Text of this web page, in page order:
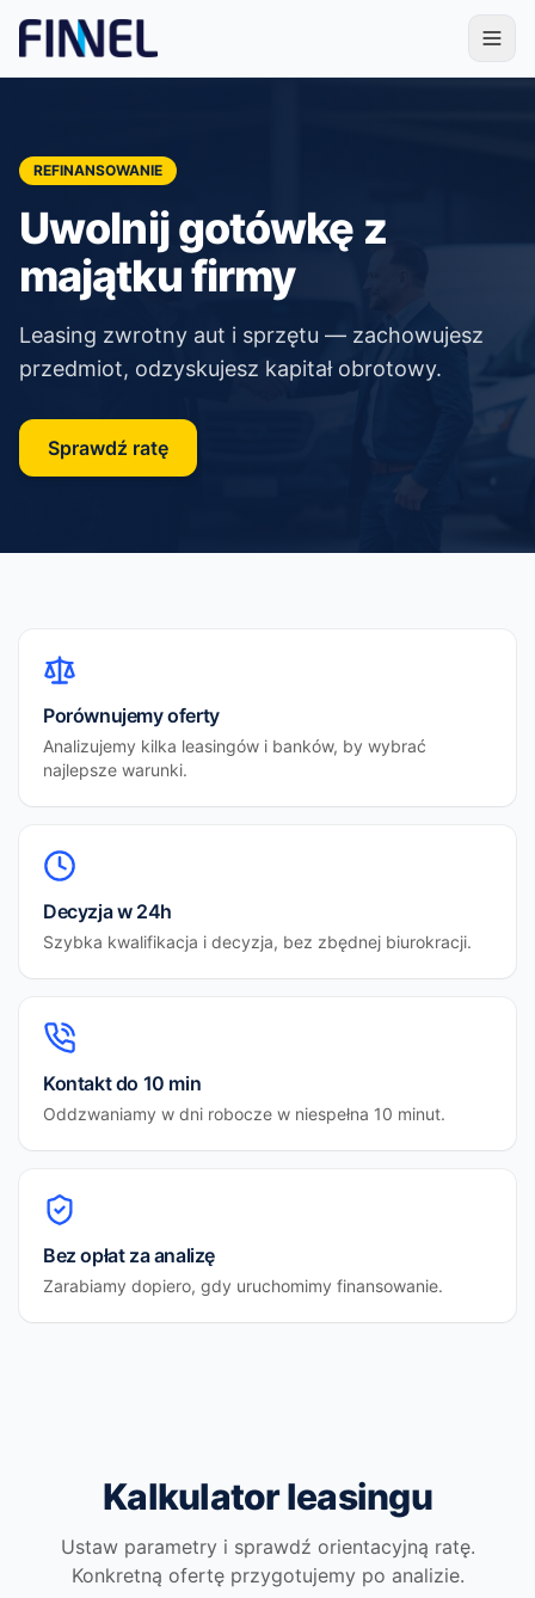
REFINANSOWANIE
Uwolnij gotówkę z
majątku firmy
Leasing zwrotny aut i sprzętu — zachowujesz
przedmiot, odzyskujesz kapitał obrotowy.
Sprawdź ratę
Porównujemy oferty
Analizujemy kilka leasingów i banków, by wybrać
najlepsze warunki.
Decyzja w 24h
Szybka kwalifikacja i decyzja, bez zbędnej biurokracji.
Kontakt do 10 min
Oddzwaniamy w dni robocze w niespełna 10 minut.
Bez opłat za analizę
Zarabiamy dopiero, gdy uruchomimy finansowanie.
Kalkulator leasingu
Ustaw parametry i sprawdź orientacyjną ratę.
Konkretną ofertę przygotujemy po analizie.